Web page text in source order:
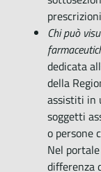
Chi può
dedicata
della
assistiti in
soggetti
o persone
Nel
differenza